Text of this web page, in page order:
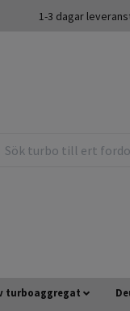
1-3 dagar
turboaggregat